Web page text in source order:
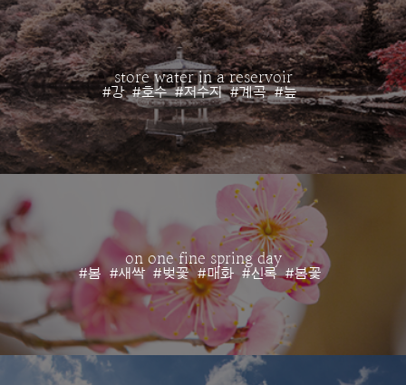
store water in a reservoir
#강 #호수 #저수지 #계곡 #늪
on one fine spring day
#봄 #새싹 #벚꽃 #매화 #신록 #봄꽃